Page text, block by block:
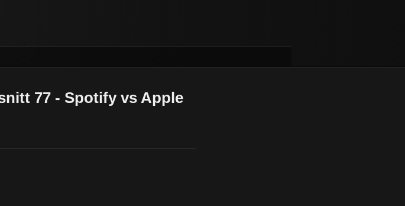
77 - Spotify vs Apple